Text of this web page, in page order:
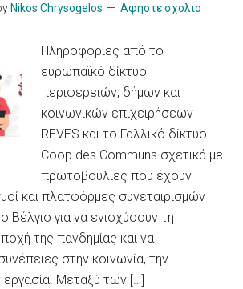
Nikos Chrysogelos Αφηστε σχολιο
Πληροφορίες από το
ευρωπαϊκό δίκτυο
περιφερειών, δήμων και
κοινωνικών επιχειρήσεων
REVES και το Γαλλικό δίκτυο
Coop des Communs σχετικά με
πρωτοβουλίες που έχουν
και πλατφόρμες συνεταιρισμών
Βέλγιο για να ενισχύσουν τη
της πανδημίας και να
στην κοινωνία, την
εργασία. Μεταξύ των […]